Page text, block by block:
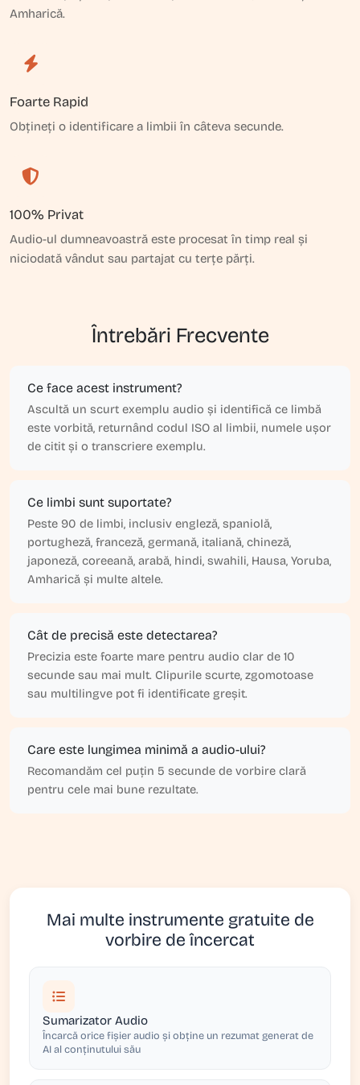
Amharică.
Foarte Rapid
Obțineți o identificare a limbii în câteva secunde.
100% Privat
Audio-ul dumneavoastră este procesat în timp real și
niciodată vândut sau partajat cu terțe părți.
Întrebări Frecvente
Ce face acest instrument?
Ascultă un scurt exemplu audio și identifică ce limbă
este vorbită, returnând codul ISO al limbii, numele ușor
de citit și o transcriere exemplu.
Ce limbi sunt suportate?
Peste 90 de limbi, inclusiv engleză, spaniolă,
portugheză, franceză, germană, italiană, chineză,
japoneză, coreeană, arabă, hindi, swahili, Hausa, Yoruba,
Amharică și multe altele.
Cât de precisă este detectarea?
Precizia este foarte mare pentru audio clar de 10
secunde sau mai mult. Clipurile scurte, zgomotoase
sau multilingve pot fi identificate greșit.
Care este lungimea minimă a audio-ului?
Recomandăm cel puțin 5 secunde de vorbire clară
pentru cele mai bune rezultate.
Mai multe instrumente gratuite de
vorbire de încercat
Sumarizator Audio
Încarcă orice fișier audio și obține un rezumat generat de
AI al conținutului său